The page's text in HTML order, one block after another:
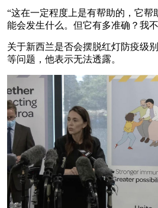
“这在一定程度上是有帮助的，它帮
能会发生什么。但它有多准确？我
关于新西兰是否会摆脱红灯防疫级
等问题，他表示无法透露。